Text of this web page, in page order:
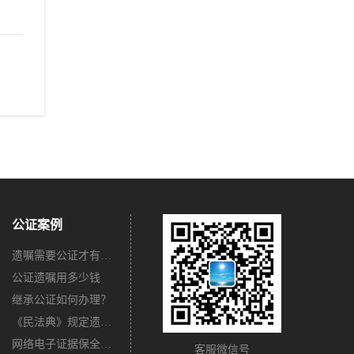
公证案例
遗嘱需要公证才有法律效力吗？
公证遗嘱用多少钱
继承公证如何办理？
《民法典》规定遗嘱不公证有法律效力吗？
网络电子证据保全公证怎么办理？
客服微信号